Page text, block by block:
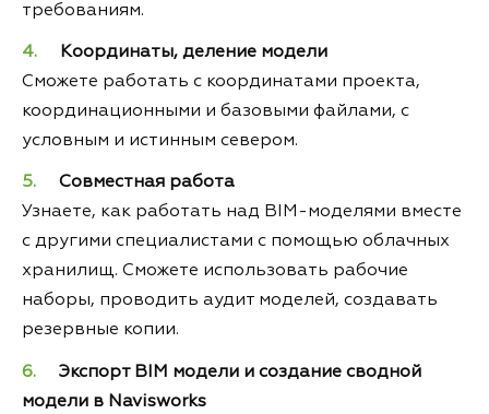
требованиям.
Координаты, деление модели
Сможете работать с координатами проекта,
координационными и базовыми файлами, с
условным и истинным севером.
Совместная работа
Узнаете, как работать над BIM-моделями вместе
с другими специалистами с помощью облачных
хранилищ. Сможете использовать рабочие
наборы, проводить аудит моделей, создавать
резервные копии.
Экспорт BIM модели и создание сводной
модели в Navisworks